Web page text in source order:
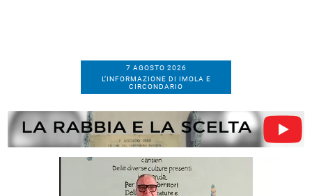
7 AGOSTO 2026
L’INFORMAZIONE DI IMOLA E
CIRCONDARIO